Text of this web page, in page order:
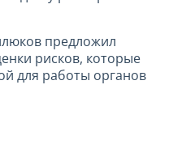
предложил
рисков, которые
для работы органов